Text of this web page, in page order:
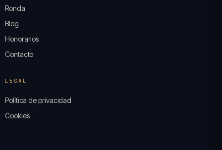
Ronda
Blog
Honorarios
Contacto
LEGAL
Política de privacidad
Cookies